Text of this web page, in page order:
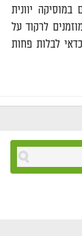
יוונית
לרקוד על
לבלות פחות